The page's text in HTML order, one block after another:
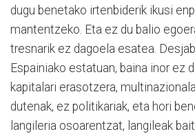
dugu benetako irtenbiderik ikusi
mantentzeko. Eta ez du balio
tresnarik ez dagoela esatea.
Espainiako estatuan, baina inor ez
kapitalari erasotzera,
dutenak, ez politikariak, eta hori
langileria osoarentzat, langileak